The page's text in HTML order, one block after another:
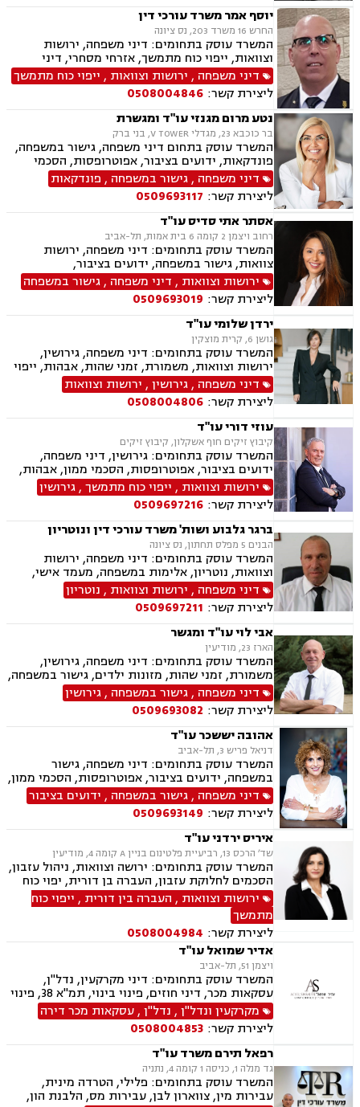
יוסף אמר משרד עורכי דין
החרש 16 משרד 203, נס ציונה
המשרד עוסק בתחומים: דיני משפחה, ירושות
וצוואות, ייפוי כוח מתמשך, אזרחי מסחרי, דיני
חברות, דיני חוזים, חוקתי מנהלי, חטיפת ילדים,
סכסוך בין בעלי מניות, תביעות חוב, תיאום הורי,
לשון הרע, בוררות וגישור.
דיני משפחה , ירושות וצוואות , ייפוי כוח מתמשך
ליצירת קשר: 0508004846
נטע מרום מגנזי עו"ד ומגשרת
בר כוכבא 23, מגדלי V TOWER, בני ברק
המשרד עוסק בתחום דיני משפחה, גישור במשפחה,
פונדקאות, ידועים בציבור, אפוטרופסות, הסכמי
ממון, אבהות, מזונות, משמורת, גירושין, הורות חד
מינית, נישואים אזרחיים, חוק הנוער, אימוץ, חלוקת
רכוש, מעמד אישי, זמני שהות, אומנה, ניכור הורי,
העברה בין דורית, ירושות וצוואות, ייפוי כוח מתמשך
דיני משפחה ,גישור במשפחה , פונדקאות
ליצירת קשר: 0509693117
אסתר אתי סדיס עו"ד
רחוב ויצמן 2 קומה 6 בית אמות, תל-אביב
המשרד עוסק בתחומים: דיני משפחה, ירושות
צוואות, גישור במשפחה, ידועים בציבור,
אפוטרופסות, הסכמי ממון, אבהות , מזונות,
משמורת, גירושין, חוק הנוער, אימוץ , חלוקת רכוש,
מעמד אישי, זמני שהות, אומנה, ניכור הורי, העברה
בין דורית
ירושות וצוואות , דיני משפחה ,גישור במשפחה
ליצירת קשר: 0509693019
ירדן שלומי עו"ד
גושן 6, קרית מוצקין
המשרד עוסק בתחומים: דיני משפחה, גירושין,
ירושות וצוואות, משמורת, זמני שהות, אבהות, ייפוי
כוח מתמשך, ידועים בציבור, מזונות, חלוקת רכוש,
ניכור הורי, אפוטרופסות, הסכמי ממון, נישואים
אזרחיים
דיני משפחה ,גירושין, ירושות וצוואות
ליצירת קשר: 0508004806
עוזי דורי עו"ד
קיבוץ זיקים חוף אשקלון, קיבוץ זיקים
המשרד עוסק בתחומים: גירושין, דיני משפחה,
ידועים בציבור, אפוטרופסות, הסכמי ממון, אבהות,
מזונות, משמורת, חלוקת רכוש, מעמד אישי, זמני
שהות, ניכור הורי, ירושות וצוואות, ייפוי כוח מתמשך,
דיני חוזים, עסקאות מכר דירה, פינוי מושכר, נחלות
ומשקים במושבים, העברה בין דורית
ירושות וצוואות , ייפוי כוח מתמשך,גירושין
ליצירת קשר: 0509697216
ברגר גלבוע ושות' משרד עורכי דין ונוטריון
הבנים 5 מפלס תחתון, נס ציונה
המשרד עוסק בתחומים: דיני משפחה, ירושות
וצוואות, נוטריון, אלימות במשפחה, מעמד אישי,
ייפוי כוח מתמשך.
דיני משפחה , ירושות וצוואות , נוטריון
ליצירת קשר: 0509697211
אבי לוי עו"ד ומגשר
הארז 23, מודיעין
המשרד עוסק בתחומים: דיני משפחה, גירושין,
משמורת, זמני שהות, מזונות ילדים, גישור במשפחה,
ניכור הורי, פירוק שיתוף, ייצוג בבית דין רבני "גיטין",
הסכמי ממון, אפוטרופסות, ייפוי כוח מתמשך, ירושות
וצוואות, העברה בין דורית, הסכם ידועים בציבור,
מקרקעין ונדל"ן, עסקאות מכר דירה, פינוי מושכר,
ליקויי בניה
דיני משפחה ,גישור במשפחה ,גירושין
ליצירת קשר: 0509693082
אהובה יששכר עו"ד
דניאל פריש 3, תל-אביב
המשרד עוסק בתחומים: דיני משפחה, גישור
במשפחה, ידועים בציבור, אפוטרופסות, הסכמי ממון,
אבהות, מזונות, משמורת, גירושין, הורות חד מינית,
נישואים אזרחיים, אימוץ, חלוקת רכוש, מעמד אישי,
זמני שהות, העברה בין דורית, ייפוי כוח מתמשך,
נוטריון
דיני משפחה ,גישור במשפחה , ידועים בציבור
ליצירת קשר: 0509693149
איריס ירדני עו"ד
שד׳ הרכס 13, רביעיית פלטינום בניין A קומה 4, מודיעין
המשרד עוסק בתחומים: ירושה וצוואות, ניהול עזבון,
הסכמים לחלוקת עזבון, העברה בן דורית, יפוי כוח
מתמשך, דיני עבודה, ליווי בהליכי פיטורים, נוטריון,
גישור בסכסוכי ירושה, בוררת, ליווי עסקי, דיני
תעופה ונסיעות.
ירושות וצוואות , העברה בין דורית , ייפוי כוח
מתמשך
ליצירת קשר: 0508004984
אדיר שמואל עו"ד
ויצמן 51, תל-אביב
המשרד עוסק בתחומים: דיני מקרקעין, נדל"ן,
עסקאות מכר, דיני חוזים, פינוי בינוי, תמ"א 38, פינוי
מושכר, דיירות מוגנת, דיני עבודה, הוצאה לפועל,
צוואות וירושות, ייפוי כוח מתמשך
מקרקעין ונדל"ן, נדל"ן,עסקאות מכר דירה
ליצירת קשר: 0508004853
רפאל תירם משרד עו"ד
גד מנלה 1, כניסה 1 קומה 4, נתניה
המשרד עוסק בתחומים: פלילי, הטרדה מינית,
עבירות מין, צווארון לבן, עבירות מס, הלבנת הון,